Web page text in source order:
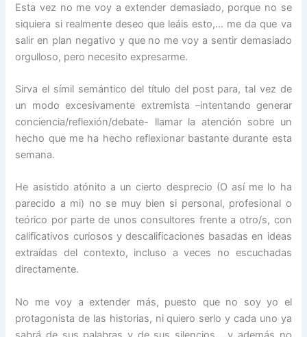
Esta vez no me voy a extender demasiado, porque no se
siquiera si realmente deseo que leáis esto,… me da que va
salir en plan negativo y que no me voy a sentir demasiado
orgulloso, pero necesito expresarme.
Sirva el símil semántico del título del post para, tal vez de
un modo excesivamente extremista –intentando generar
conciencia/reflexión/debate- llamar la atención sobre un
hecho que me ha hecho reflexionar bastante durante esta
semana.
He asistido atónito a un cierto desprecio (O así me lo ha
parecido a mi) no se muy bien si personal, profesional o
teórico por parte de unos consultores frente a otro/s, con
calificativos curiosos y descalificaciones basadas en ideas
extraídas del contexto, incluso a veces no escuchadas
directamente.
No me voy a extender más, puesto que no soy yo el
protagonista de las historias, ni quiero serlo y cada uno ya